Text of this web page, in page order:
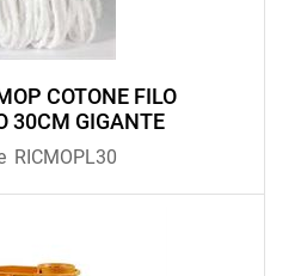
COTONE FILO
30CM GIGANTE
RICMOPL30